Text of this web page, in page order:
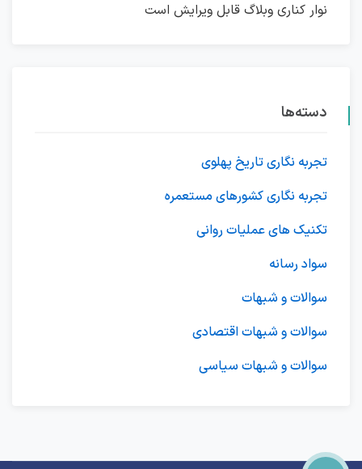
نوار کناری وبلاگ قابل ویرایش است
دسته‌ها
تجربه نگاری تاریخ پهلوی
تجربه نگاری کشورهای مستعمره
تکنیک های عملیات روانی
سواد رسانه
سوالات و شبهات
سوالات و شبهات اقتصادی
سوالات و شبهات سیاسی